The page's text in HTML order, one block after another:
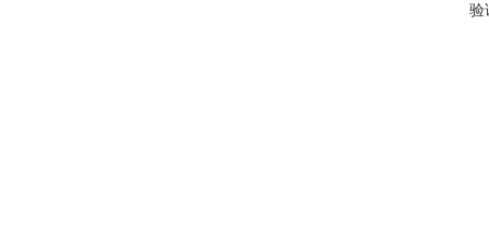
验